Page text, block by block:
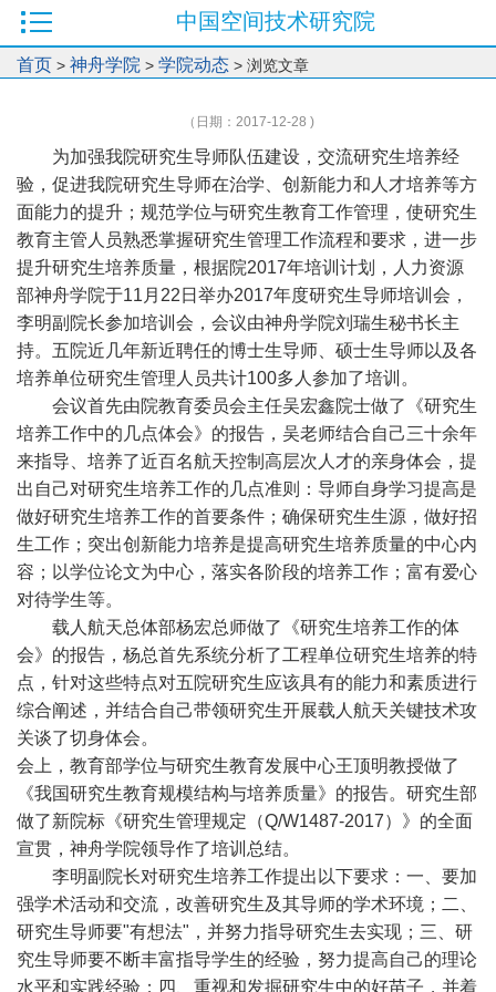
中国空间技术研究院
首页 > 神舟学院 > 学院动态 > 浏览文章
（日期：2017-12-28 )
为加强我院研究生导师队伍建设，交流研究生培养经
验，促进我院研究生导师在治学、创新能力和人才培养等方
面能力的提升；规范学位与研究生教育工作管理，使研究生
教育主管人员熟悉掌握研究生管理工作流程和要求，进一步
提升研究生培养质量，根据院2017年培训计划，人力资源
部神舟学院于11 月 22 日举办2017年度研究生导师培训会，
李明副院长参加培训会，会议由神舟学院刘瑞生秘书长主
持。五院近几年新近聘任的博士生导师、硕士生导师以及各
培养单位研究生管理人员共计100多人参加了培训。
会议首先由院教育委员会主任吴宏鑫院士做了《研究生
培养工作中的几点体会》的报告，吴老师结合自己三十余年
来指导、培养了近百名航天控制高层次人才的亲身体会，提
出自己对研究生培养工作的几点准则：导师自身学习提高是
做好研究生培养工作的首要条件；确保研究生生源，做好招
生工作；突出创新能力培养是提高研究生培养质量的中心内
容；以学位论文为中心，落实各阶段的培养工作；富有爱心
对待学生等。
载人航天总体部杨宏总师做了《研究生培养工作的体
会》的报告，杨总首先系统分析了工程单位研究生培养的特
点，针对这些特点对五院研究生应该具有的能力和素质进行
综合阐述，并结合自己带领研究生开展载人航天关键技术攻
关谈了切身体会。
会上，教育部学位与研究生教育发展中心王顶明教授做了
《我国研究生教育规模结构与培养质量》的报告。研究生部
做了新院标《研究生管理规定（Q/W1487-2017）》的全面
宣贯，神舟学院领导作了培训总结。
李明副院长对研究生培养工作提出以下要求：一、要加
强学术活动和交流，改善研究生及其导师的学术环境；二、
研究生导师要"有想法" ，并努力指导研究生去实现；三、研
究生导师要不断丰富指导学生的经验，努力提高自己的理论
水平和实践经验；四、重视和发掘研究生中的好苗子，并着